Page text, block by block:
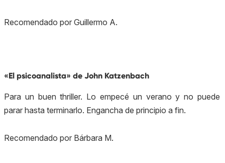
Recomendado por Guillermo A.
«El psicoanalista» de John Katzenbach
Para un buen thriller. Lo empecé un verano y no puede
parar hasta terminarlo. Engancha de principio a fin.
Recomendado por Bárbara M.